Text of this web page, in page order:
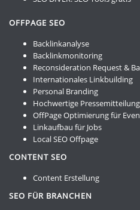
OFFPAGE SEO
Backlinkanalyse
Backlinkmonitoring
Reconsideration Request &
Internationales Linkbuilding
Personal Branding
Hochwertige
OffPage Optimierung für
Linkaufbau für Jobs
Local SEO Offpage
CONTENT SEO
Content Erstellung
SEO FÜR BRANCHEN